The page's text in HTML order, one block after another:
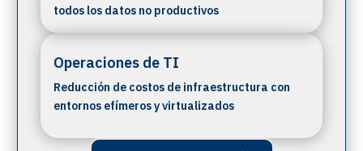
todos los datos no productivos
Operaciones de TI
Reducción de costos de infraestructura con
entornos efímeros y virtualizados